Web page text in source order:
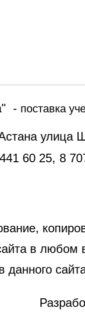
- поставка
60 25, 8
в любом
данного